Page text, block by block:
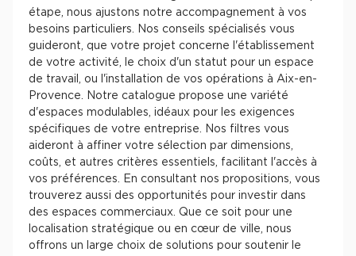
étape, nous ajustons notre accompagnement à vos
besoins particuliers. Nos conseils spécialisés vous
guideront, que votre projet concerne l'établissement
de votre activité, le choix d'un statut pour un espace
de travail, ou l'installation de vos opérations à Aix-en-
Provence. Notre catalogue propose une variété
d'espaces modulables, idéaux pour les exigences
spécifiques de votre entreprise. Nos filtres vous
aideront à affiner votre sélection par dimensions,
coûts, et autres critères essentiels, facilitant l'accès à
vos préférences. En consultant nos propositions, vous
trouverez aussi des opportunités pour investir dans
des espaces commerciaux. Que ce soit pour une
localisation stratégique ou en cœur de ville, nous
offrons un large choix de solutions pour soutenir le